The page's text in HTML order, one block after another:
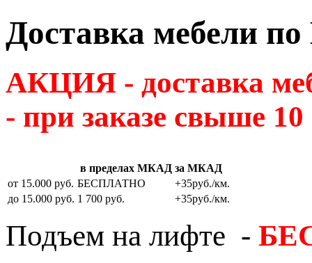
Доставка мебели
АКЦИЯ - доставка
- при заказе свыше
в пределах МКАД за МКАД
от 15.000 руб. БЕСПЛАТНО
+35руб./км.
до 15.000 руб. 1 700 руб. +35руб./км.
Подъем на лифте -